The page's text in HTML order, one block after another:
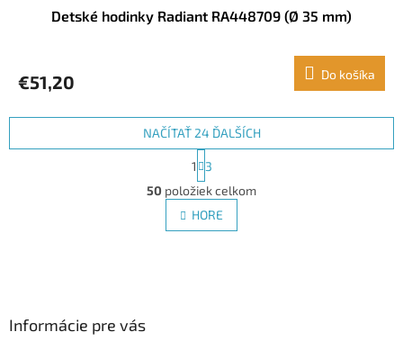
Detské hodinky Radiant RA448709 (Ø 35 mm)
€51,20 Do košíka
O
v
l
á
NAČÍTAŤ 24 ĎALŠÍCH
t
r
á
n
k
1
3
50 položiek celkom
HORE
Informácie pre vás